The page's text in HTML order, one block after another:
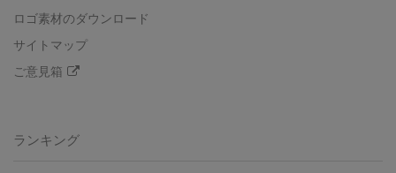
ロゴ素材のダウンロード
サイトマップ
ご意見箱
ランキング